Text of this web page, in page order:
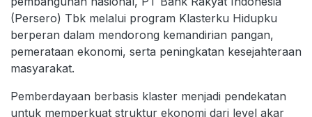
(Persero) Tbk melalui program Klasterku Hidupku
berperan dalam mendorong kemandirian pangan,
pemerataan ekonomi, serta peningkatan kesejahteraan
masyarakat.
Pemberdayaan berbasis klaster menjadi pendekatan
untuk memperkuat struktur ekonomi dari level akar